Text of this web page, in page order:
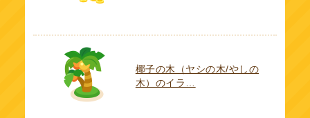
椰子の木（ヤシの木/やしの
木）のイラ…